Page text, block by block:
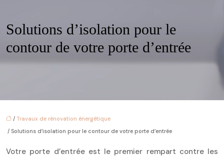
Solutions d’isolation pour le
contour de votre porte d’entrée
/ Travaux de rénovation énergétique
/ Solutions d’isolation pour le contour de votre porte d’entrée
Votre porte d’entrée est le premier rempart contre les